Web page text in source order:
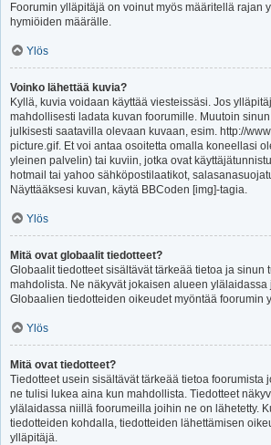
Foorumin ylläpitäjä on voinut myös määritellä rajan
hymiöiden määrälle.
Ylös
Voinko lähettää kuvia?
Kyllä, kuvia voidaan käyttää viesteissäsi. Jos
mahdollisesti ladata kuvan foorumille. Muutoin
julkisesti saatavilla olevaan kuvaan, esim. http://
picture.gif. Et voi antaa osoitetta omalla koneellasi
yleinen palvelin) tai kuviin, jotka ovat
hotmail tai yahoo sähköpostilaatikot,
Näyttääksesi kuvan, käytä BBCoden [img]-tagia.
Ylös
Mitä ovat globaalit tiedotteet?
Globaalit tiedotteet sisältävät tärkeää tietoa ja sinun
mahdolista. Ne näkyvät jokaisen alueen ylälaidassa
Globaalien tiedotteiden oikeudet myöntää foorumin
Ylös
Mitä ovat tiedotteet?
Tiedotteet usein sisältävät tärkeää tietoa foorumista
ne tulisi lukea aina kun mahdollista. Tiedotteet
ylälaidassa niillä foorumeilla joihin ne on lähetetty.
tiedotteiden kohdalla, tiedotteiden lähettämisen
ylläpitäjä.